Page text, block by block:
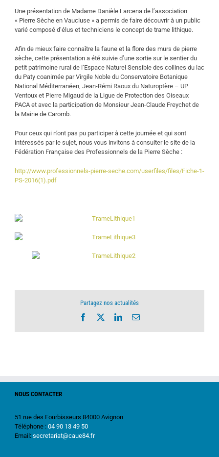
Une présentation de Madame Danièle Larcena de l’association
« Pierre Sèche en Vaucluse » a permis de faire découvrir à un public
varié composé d’élus et techniciens le concept de trame lithique.
Afin de mieux faire connaître la faune et la flore des murs de pierre
sèche, cette présentation a été suivie d’une sortie sur le sentier du
petit patrimoine rural de l’Espace Naturel Sensible des collines du lac
du Paty coanimée par Virgile Noble du Conservatoire Botanique
National Méditerranéen, Jean-Rémi Raoux du Naturoptère – UP
Ventoux et Pierre Migaud de la Ligue de Protection des Oiseaux
PACA et avec la participation de Monsieur Jean-Claude Freychet de
la Mairie de Caromb.
Pour ceux qui n’ont pas pu participer à cette journée et qui sont
intéressés par le sujet, nous vous invitons à consulter le site de la
Fédération Française des Professionnels de la Pierre Sèche :
http://www.professionnels-pierre-seche.com/userfiles/files/Fiche-1-
PS-2016(1).pdf
Partagez nos actualités
Facebook LinkedInEmail
NOUS CONTACTER
51 rue des Fourbisseurs 84000 Avignon
Téléphone : 04 90 13 49 50
Email: secretariat@caue84.fr